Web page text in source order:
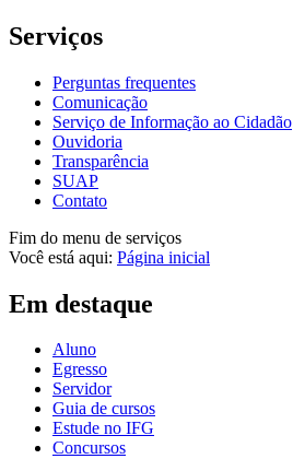
Serviços
Perguntas frequentes
Comunicação
Serviço de Informação ao Cidadão
Ouvidoria
Transparência
SUAP
Contato
Fim do menu de serviços
Você está aqui: Página inicial
Em destaque
Aluno
Egresso
Servidor
Guia de cursos
Estude no IFG
Concursos